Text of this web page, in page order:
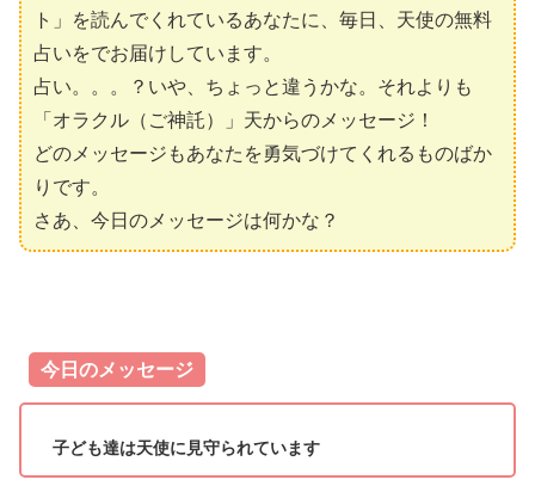
ト」を読んでくれているあなたに、毎日、天使の無料
占いをでお届けしています。
占い。。。？いや、ちょっと違うかな。それよりも
「オラクル（ご神託）」天からのメッセージ！
どのメッセージもあなたを勇気づけてくれるものばか
りです。
さあ、今日のメッセージは何かな？
今日のメッセージ
子ども達は天使に見守られています